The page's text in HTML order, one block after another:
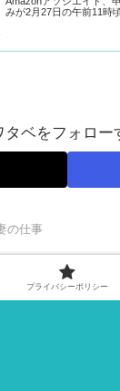
みが2月27日の午前11時
タベをフォロー
の仕事
プライバシーポリシー